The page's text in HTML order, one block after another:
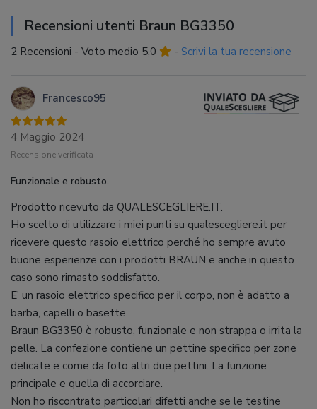
Recensioni utenti Braun BG3350
2 Recensioni - Voto medio 5,0 - Scrivi la tua recensione
Francesco95
4 Maggio 2024
Recensione verificata
Funzionale e robusto.
Prodotto ricevuto da QUALESCEGLIERE.IT.
Ho scelto di utilizzare i miei punti su qualescegliere.it per
ricevere questo rasoio elettrico perché ho sempre avuto
buone esperienze con i prodotti BRAUN e anche in questo
caso sono rimasto soddisfatto.
E' un rasoio elettrico specifico per il corpo, non è adatto a
barba, capelli o basette.
Braun BG3350 è robusto, funzionale e non strappa o irrita la
pelle. La confezione contiene un pettine specifico per zone
delicate e come da foto altri due pettini. La funzione
principale e quella di accorciare.
Non ho riscontrato particolari difetti anche se le testine